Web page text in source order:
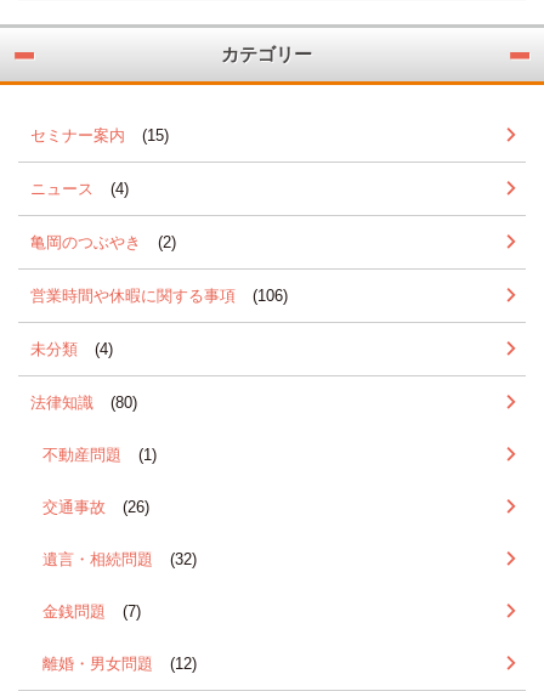
カテゴリー
セミナー案内 (15)
ニュース (4)
亀岡のつぶやき (2)
営業時間や休暇に関する事項 (106)
未分類 (4)
法律知識 (80)
不動産問題 (1)
交通事故 (26)
遺言・相続問題 (32)
金銭問題 (7)
離婚・男女問題 (12)